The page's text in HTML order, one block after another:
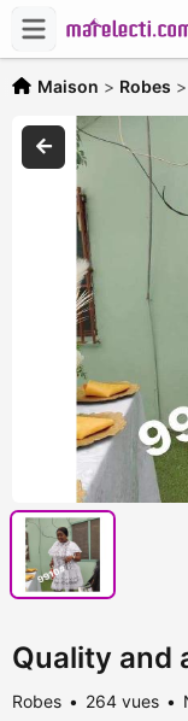
Maison > Robes >
Quality and
Robes 264 vues